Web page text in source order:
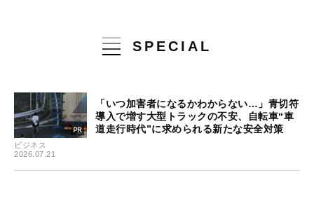
SPECIAL
ビジネス
2026.07.21
「いつ加害者になるかわからない…」青切符
導入で増す大型トラックの不安、自転車“車
道走行時代”に求められる新たな安全対策